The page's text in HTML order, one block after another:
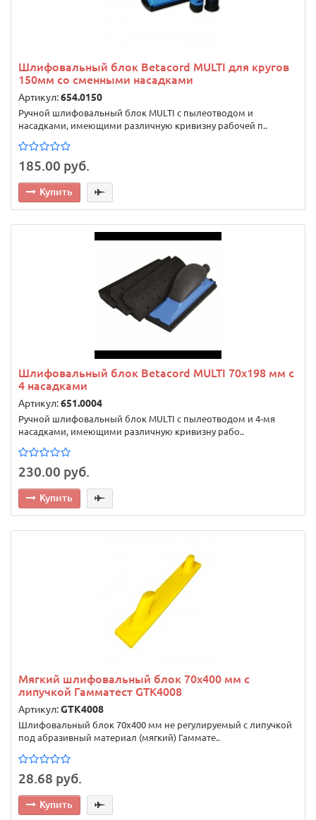
Шлифовальный блок Betacord MULTI для кругов
150мм со сменными насадками
Артикул:654.0150
Ручной шлифовальный блок MULTI с пылеотводом и
насадками, имеющими различную кривизну рабочей п..
185.00 руб.
Купить
Шлифовальный блок Betacord MULTI 70х198 мм c
4 насадками
Артикул:651.0004
Ручной шлифовальный блок MULTI с пылеотводом и 4-мя
насадками, имеющими различную кривизну рабо..
230.00 руб.
Купить
Мягкий шлифовальный блок 70х400 мм с
липучкой Гамматест GTK4008
Артикул:GTK4008
Шлифовальный блок 70х400 мм не регулируемый с липучкой
под абразивный материал (мягкий) Гаммате..
28.68 руб.
Купить